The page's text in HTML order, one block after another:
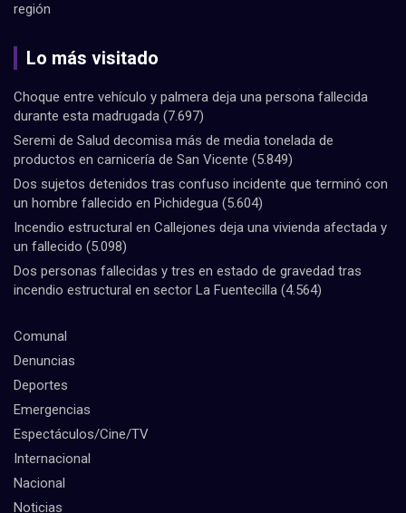
región
Lo más visitado
Choque entre vehículo y palmera deja una persona fallecida
durante esta madrugada (7.697)
Seremi de Salud decomisa más de media tonelada de
productos en carnicería de San Vicente (5.849)
Dos sujetos detenidos tras confuso incidente que terminó con
un hombre fallecido en Pichidegua (5.604)
Incendio estructural en Callejones deja una vivienda afectada y
un fallecido (5.098)
Dos personas fallecidas y tres en estado de gravedad tras
incendio estructural en sector La Fuentecilla (4.564)
Comunal
Denuncias
Deportes
Emergencias
Espectáculos/Cine/TV
Internacional
Nacional
Noticias